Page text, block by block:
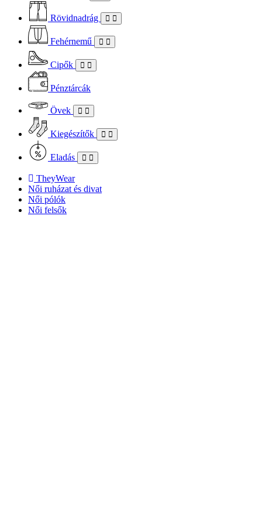
Rövidnadrág
Fehérnemű
Cipők
Pénztárcák
Övek
Kiegészítők
Eladás
TheyWear
Női ruházat és divat
Női pólók
Női felsők